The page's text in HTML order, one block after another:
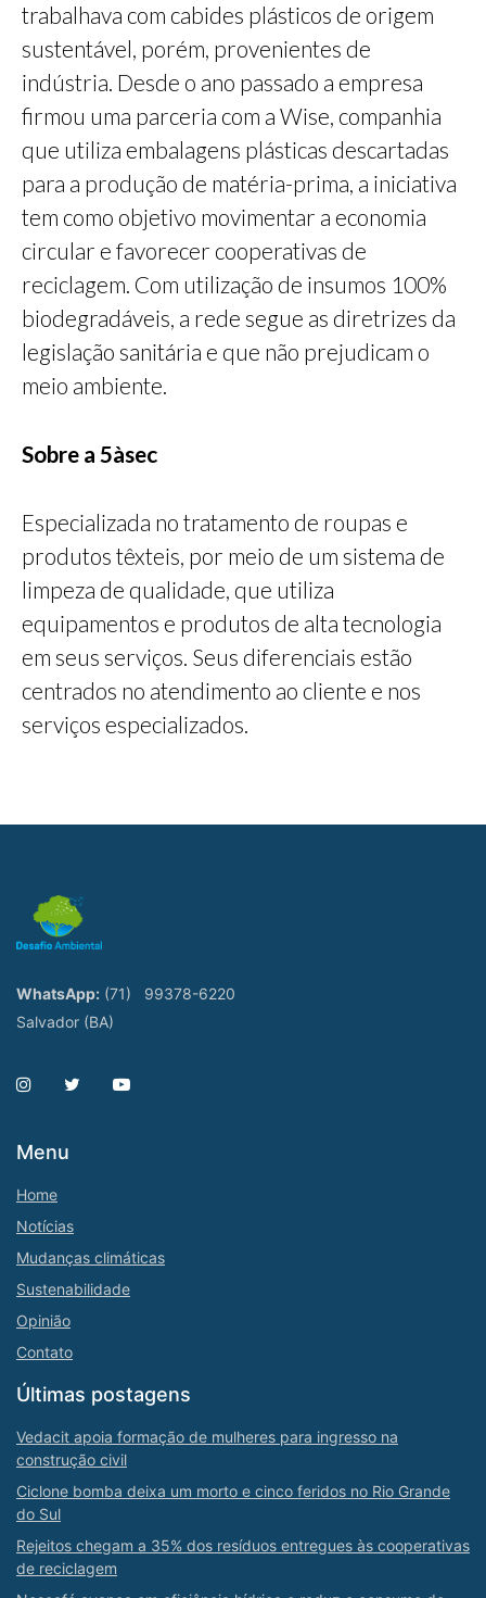
trabalhava com cabides plásticos de origem
sustentável, porém, provenientes de
indústria. Desde o ano passado a empresa
firmou uma parceria com a Wise, companhia
que utiliza embalagens plásticas descartadas
para a produção de matéria-prima, a iniciativa
tem como objetivo movimentar a economia
circular e favorecer cooperativas de
reciclagem. Com utilização de insumos 100%
biodegradáveis, a rede segue as diretrizes da
legislação sanitária e que não prejudicam o
meio ambiente.
Sobre a 5àsec
Especializada no tratamento de roupas e
produtos têxteis, por meio de um sistema de
limpeza de qualidade, que utiliza
equipamentos e produtos de alta tecnologia
em seus serviços. Seus diferenciais estão
centrados no atendimento ao cliente e nos
serviços especializados.
WhatsApp: (71)
99378-6220
Salvador (BA)
Menu
Home
Notícias
Mudanças climáticas
Sustenabilidade
Opinião
Contato
Últimas postagens
Vedacit apoia formação de mulheres para ingresso na
construção civil
Ciclone bomba deixa um morto e cinco feridos no Rio Grande
do Sul
Rejeitos chegam a 35% dos resíduos entregues às cooperativas
de reciclagem